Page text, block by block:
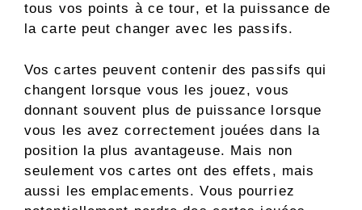
tous vos points à ce tour, et la puissance de
la carte peut changer avec les passifs.
Vos cartes peuvent contenir des passifs qui
changent lorsque vous les jouez, vous
donnant souvent plus de puissance lorsque
vous les avez correctement jouées dans la
position la plus avantageuse. Mais non
seulement vos cartes ont des effets, mais
aussi les emplacements. Vous pourriez